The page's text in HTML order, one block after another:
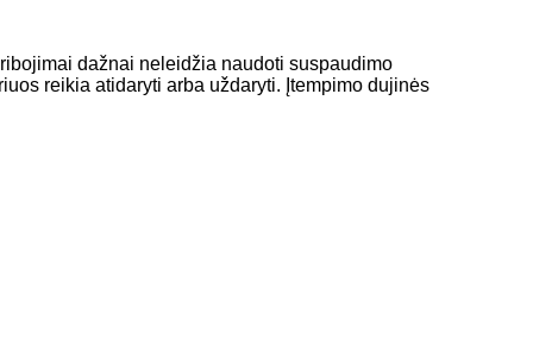
dažnai neleidžia naudoti suspaudimo
reikia atidaryti arba uždaryti. Įtempimo dujinės